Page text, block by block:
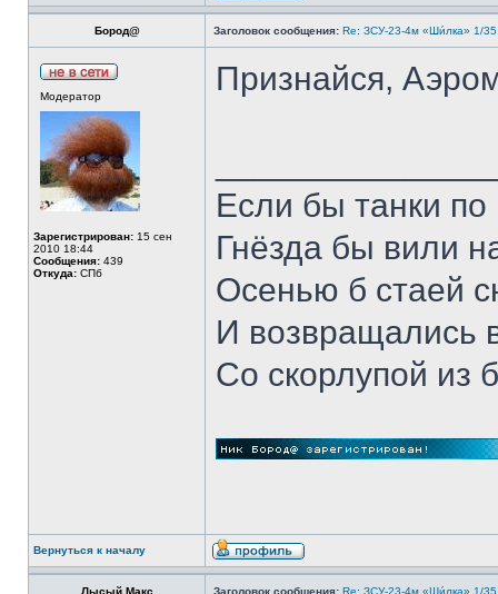
Бород@ Заголовок сообщения: Re: ЗСУ-23-4м «Ши́лка» 1/35
Модератор
Зарегистрирован: 15 сен
2010 18:44
Сообщения: 439
Откуда: СПб
Признайся,
Если бы танки по
Гнёзда бы вили
Осенью б стаей
И возвращались
Со скорлупой из
Вернуться к началу
Лысый Макс Заголовок сообщения: Re: ЗСУ-23-4м «Ши́лка» 1/35